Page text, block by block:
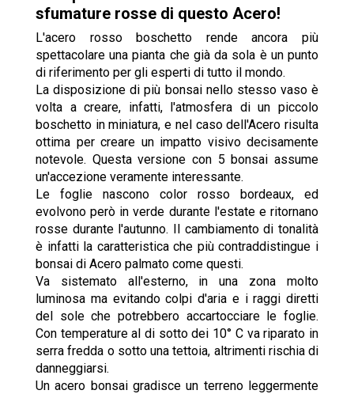
sfumature rosse di questo Acero!
L'acero rosso boschetto rende ancora più
spettacolare una pianta che già da sola è un punto
di riferimento per gli esperti di tutto il mondo.
La disposizione di più bonsai nello stesso vaso è
volta a creare, infatti, l'atmosfera di un piccolo
boschetto in miniatura, e nel caso dell'Acero risulta
ottima per creare un impatto visivo decisamente
notevole. Questa versione con 5 bonsai assume
un'accezione veramente interessante.
Le foglie nascono color rosso bordeaux, ed
evolvono però in verde durante l'estate e ritornano
rosse durante l'autunno. Il cambiamento di tonalità
è infatti la caratteristica che più contraddistingue i
bonsai di Acero palmato come questi.
Va sistemato all'esterno, in una zona molto
luminosa ma evitando colpi d'aria e i raggi diretti
del sole che potrebbero accartocciare le foglie.
Con temperature al di sotto dei 10° C va riparato in
serra fredda o sotto una tettoia, altrimenti rischia di
danneggiarsi.
Un acero bonsai gradisce un terreno leggermente